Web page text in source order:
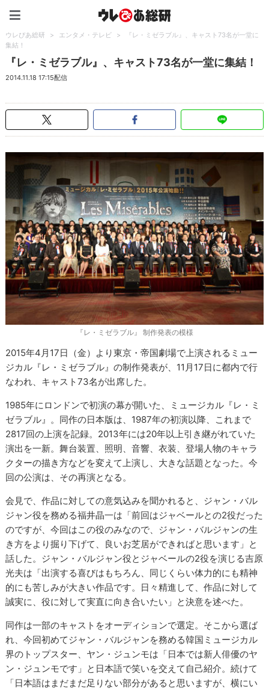
ウレぴあ総研 > エンタメ・テレビ >
『レ・ミゼラブル』、キャスト73名が一堂に
集結！
『レ・ミゼラブル』、キャスト73名が一堂に集結！
2014.11.18 17:15配信
『レ・ミゼラブル』 制作発表の模様
2015年4月17日（金）より東京・帝国劇場で上演されるミュー
ジカル『レ・ミゼラブル』の制作発表が、11月17日に都内で行
なわれ、キャスト73名が出席した。
1985年にロンドンで初演の幕が開いた、ミュージカル『レ・ミ
ゼラブル』。同作の日本版は、1987年の初演以降、これまで
2817回の上演を記録。2013年には20年以上引き継がれていた
演出を一新。舞台装置、照明、音響、衣装、登場人物のキャラ
クターの描き方などを変えて上演し、大きな話題となった。今
回の公演は、その再演となる。
会見で、作品に対しての意気込みを聞かれると、ジャン・バル
ジャン役を務める福井晶一は「前回はジャベールとの2役だった
のですが、今回はこの役のみなので、ジャン・バルジャンの生
き方をより掘り下げて、良いお芝居ができればと思います」と
話した。ジャン・バルジャン役とジャベールの2役を演じる吉原
光夫は「出演する喜びはもちろん、同じくらい体力的にも精神
的にも苦しみが大きい作品です。日々精進して、作品に対して
誠実に、役に対して実直に向き合いたい」と決意を述べた。
同作は一部のキャストをオーディションで選定。そこから選ば
れ、今回初めてジャン・バルジャンを務める韓国ミュージカル
界のトップスター、ヤン・ジュンモは「日本では新人俳優のヤ
ン・ジュンモです」と日本語で笑いを交えて自己紹介。続けて
「日本語はまだまだ足りない部分があると思いますが、横にい